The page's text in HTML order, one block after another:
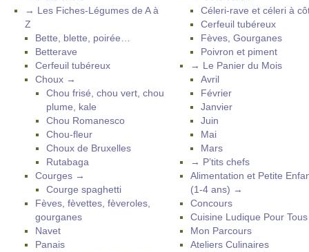
→ Les Fiches-Légumes de A à
Z
Bette, blette, poirée…
Betterave
Cerfeuil tubéreux
Choux →
Chou frisé, chou vert, chou
plume, kale
Chou Romanesco
Chou-fleur
Choux de Bruxelles
Rutabaga
Courges →
Courge spaghetti
Fèves, fèvettes, fèveroles,
gourganes
Navet
Panais
Céleri-rave et céleri à
Cerfeuil tubéreux
Fèves, Gourganes
Poivron et piment
→ Le Panier du Mois
Avril
Février
Janvier
Juin
Mai
Mars
→ P’tits chefs
Alimentation et Petite
(1-4 ans) →
Concours
Cuisine Ludique Pour
Mon Parcours
Ateliers Culinaires